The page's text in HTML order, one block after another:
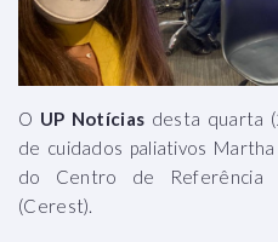
O UP Notícias desta quarta
de cuidados paliativos
do Centro de Referência
(Cerest).